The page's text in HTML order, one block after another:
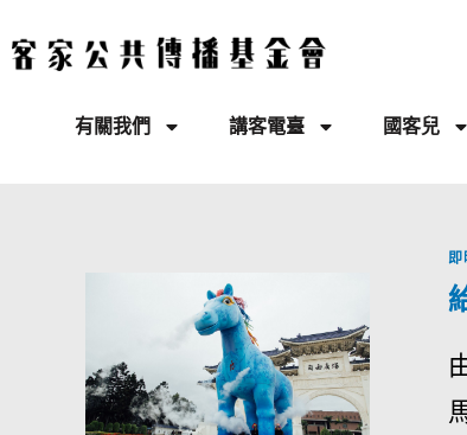
有關我們 講客電臺 國客兒
即